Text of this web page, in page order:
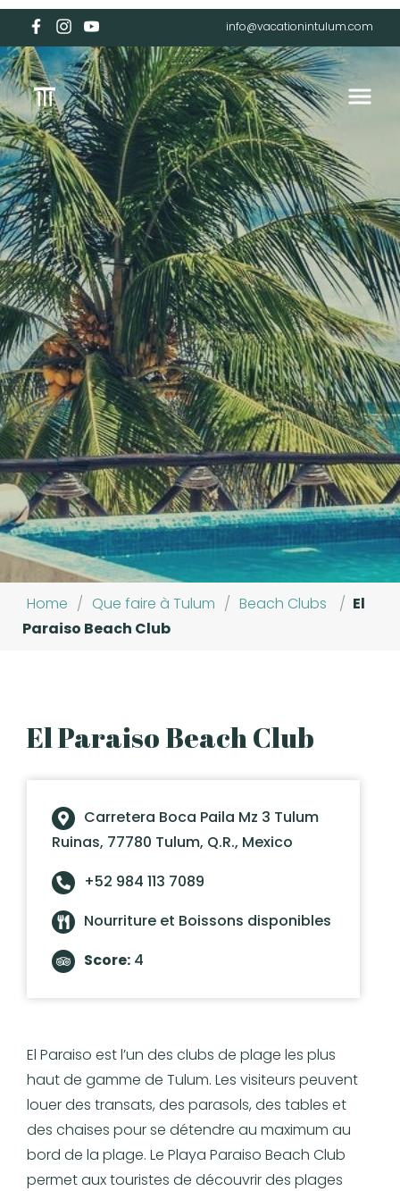
info@vacationintulum.com
Home / Que faire à Tulum / Beach Clubs / El
Paraiso Beach Club
El Paraiso Beach Club
Carretera Boca Paila Mz 3 Tulum
Ruinas, 77780 Tulum, Q.R., Mexico
+52 984 113 7089
Nourriture et Boissons disponibles
Score: 4
El Paraiso est l’un des clubs de plage les plus
haut de gamme de Tulum. Les visiteurs peuvent
louer des transats, des parasols, des tables et
des chaises pour se détendre au maximum au
bord de la plage. Le Playa Paraiso Beach Club
permet aux touristes de découvrir des plages